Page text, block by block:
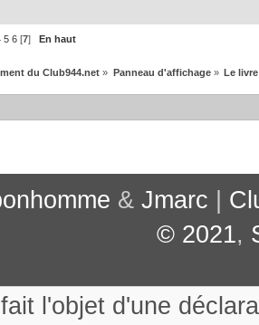
5 6 [7] En haut
du Club944.net » Panneau d'affichage» Le
& Jmarc
© 2021,
l'objet d'une